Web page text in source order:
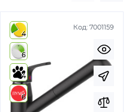
Код: 7001159
4
6
4
6